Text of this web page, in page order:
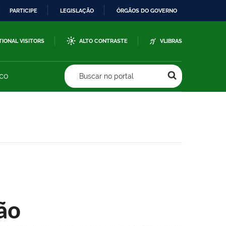
PARTICIPE LEGISLAÇÃO ÓRGÃOS DO GOVERNO
VISITORS ALTO CONTRASTE VLIBRAS
Buscar no portal